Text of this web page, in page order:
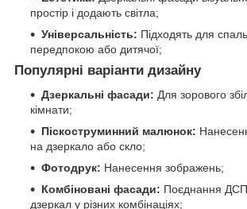
простір і додають світла;
Універсальність: Підходять для
передпокою або дитячої;
Популярні варіанти дизайну
Дзеркальні фасади: Для зорового
кімнати;
Піскоструминний малюнок:
на дзеркало або скло;
Фотодрук: Нанесення зображень;
Комбіновані фасади: Поєднання
дзеркал у різних комбінаціях;